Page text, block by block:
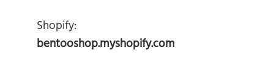
Shopify:
bentooshop.myshopify.com